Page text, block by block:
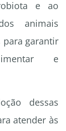
e ao
animais
para garantir
e
dessas
atender às